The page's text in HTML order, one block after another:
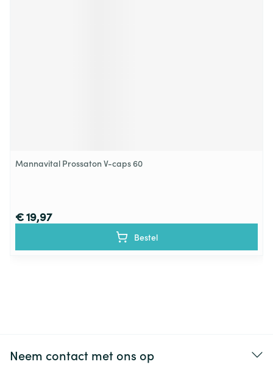
Mannavital Prossaton V-caps 60
€ 19,97
Bestel
Neem contact met ons op